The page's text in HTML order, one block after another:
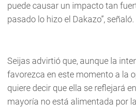
puede causar un impacto tan
pasado lo hizo el Dakazo”, señaló.
Seijas advirtió que, aunque la
favorezca en este momento a la
quiere decir que ella se reflejará
mayoría no está alimentada por